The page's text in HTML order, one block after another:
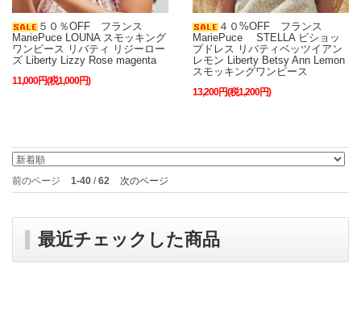
５０％OFF フランス
MariePuce LOUNA スモッキング
ワンピース リバティ リジーロー
ズ Liberty Lizzy Rose magenta
11,000円(税1,000円)
４０%OFF フランス
MariePuce STELLA ビショッ
プドレス リバティベッツイアン
レモン Liberty Betsy Ann Lemon
スモッキングワンピース
13,200円(税1,200円)
前のページ 1-40 /62 次のページ
最近チェックした商品